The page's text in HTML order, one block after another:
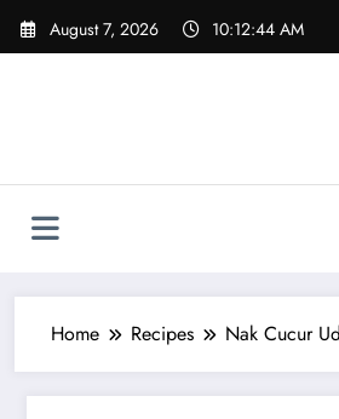
Skip
August 7, 2026 10:12:45 AM
Home Recipes Nak Cucur